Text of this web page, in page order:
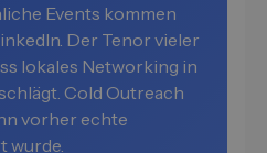
Events kommen
Der Tenor vieler
lokales Networking in
Cold Outreach
vorher echte
wurde.